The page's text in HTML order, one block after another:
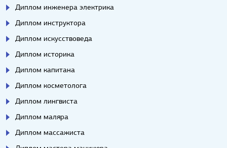
Диплом инженера электрика
Диплом инструктора
Диплом искусствоведа
Диплом историка
Диплом капитана
Диплом косметолога
Диплом лингвиста
Диплом маляра
Диплом массажиста